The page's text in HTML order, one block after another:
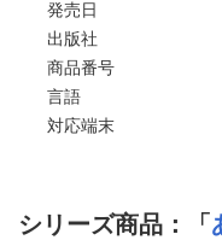
発売日
出版社
商品番号
言語
対応端末
シリーズ商品：「